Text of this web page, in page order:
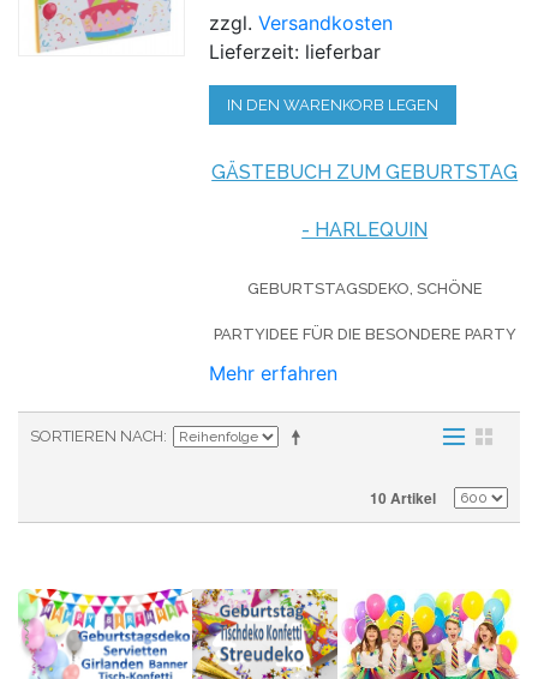
zzgl.Versandkosten
Lieferzeit: lieferbar
IN DEN WARENKORB LEGEN
GÄSTEBUCH ZUM GEBURTSTAG
- HARLEQUIN
GEBURTSTAGSDEKO, SCHÖNE
PARTYIDEE FÜR DIE BESONDERE PARTY
Mehr erfahren
SORTIEREN NACH
10 Artikel